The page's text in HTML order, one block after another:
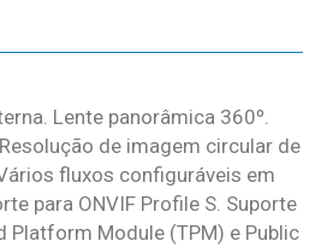
Lente panorâmica 360º.
de imagem circular de
fluxos configuráveis ​​em
para ONVIF Profile S. Suporte
Platform Module (TPM) e Public